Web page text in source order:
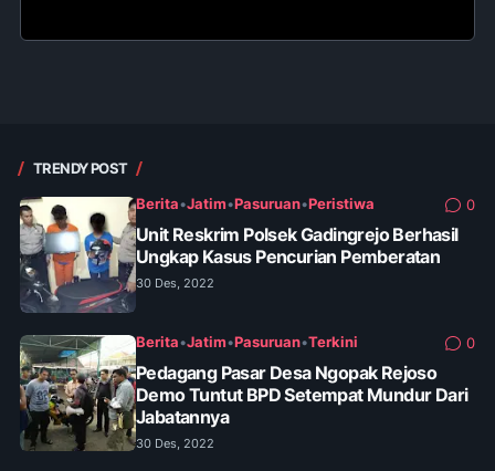
TRENDY POST
Berita•Jatim•Pasuruan•Peristiwa 0
Unit Reskrim Polsek Gadingrejo Berhasil
Ungkap Kasus Pencurian Pemberatan
30 Des, 2022
Berita•Jatim•Pasuruan•Terkini 0
Pedagang Pasar Desa Ngopak Rejoso
Demo Tuntut BPD Setempat Mundur Dari
Jabatannya
30 Des, 2022